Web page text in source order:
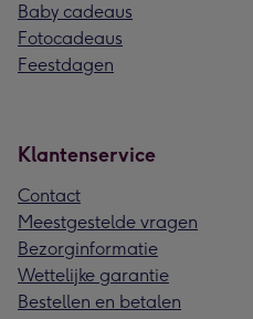
Baby cadeaus
Fotocadeaus
Feestdagen
Klantenservice
Contact
Meestgestelde vragen
Bezorginformatie
Wettelijke garantie
Bestellen en betalen